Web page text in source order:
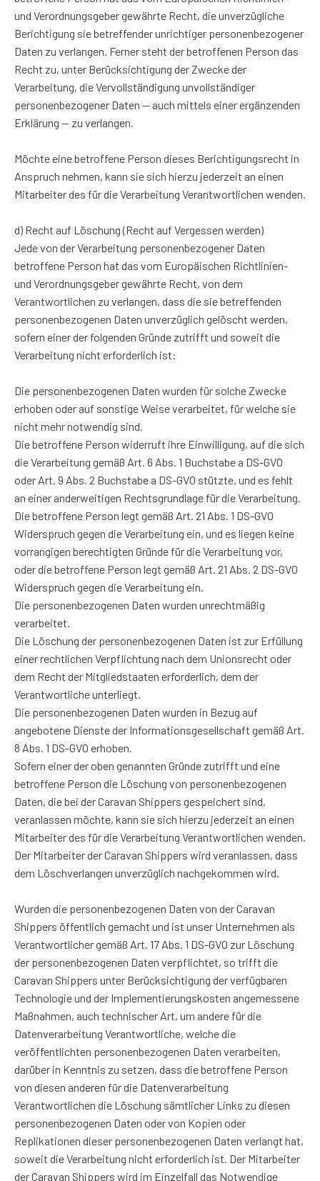
und Verordnungsgeber gewährte Recht, die unverzügliche
Berichtigung sie betreffender unrichtiger personenbezogener
Daten zu verlangen. Ferner steht der betroffenen Person das
Recht zu, unter Berücksichtigung der Zwecke der
Verarbeitung, die Vervollständigung unvollständiger
personenbezogener Daten — auch mittels einer ergänzenden
Erklärung — zu verlangen.
Möchte eine betroffene Person dieses Berichtigungsrecht in
Anspruch nehmen, kann sie sich hierzu jederzeit an einen
Mitarbeiter des für die Verarbeitung Verantwortlichen wenden.
d) Recht auf Löschung (Recht auf Vergessen werden)
Jede von der Verarbeitung personenbezogener Daten
betroffene Person hat das vom Europäischen Richtlinien-
und Verordnungsgeber gewährte Recht, von dem
Verantwortlichen zu verlangen, dass die sie betreffenden
personenbezogenen Daten unverzüglich gelöscht werden,
sofern einer der folgenden Gründe zutrifft und soweit die
Verarbeitung nicht erforderlich ist:
Die personenbezogenen Daten wurden für solche Zwecke
erhoben oder auf sonstige Weise verarbeitet, für welche sie
nicht mehr notwendig sind.
Die betroffene Person widerruft ihre Einwilligung, auf die sich
die Verarbeitung gemäß Art. 6 Abs. 1 Buchstabe a DS-GVO
oder Art. 9 Abs. 2 Buchstabe a DS-GVO stützte, und es fehlt
an einer anderweitigen Rechtsgrundlage für die Verarbeitung.
Die betroffene Person legt gemäß Art. 21 Abs. 1 DS-GVO
Widerspruch gegen die Verarbeitung ein, und es liegen keine
vorrangigen berechtigten Gründe für die Verarbeitung vor,
oder die betroffene Person legt gemäß Art. 21 Abs. 2 DS-GVO
Widerspruch gegen die Verarbeitung ein.
Die personenbezogenen Daten wurden unrechtmäßig
verarbeitet.
Die Löschung der personenbezogenen Daten ist zur Erfüllung
einer rechtlichen Verpflichtung nach dem Unionsrecht oder
dem Recht der Mitgliedstaaten erforderlich, dem der
Verantwortliche unterliegt.
Die personenbezogenen Daten wurden in Bezug auf
angebotene Dienste der Informationsgesellschaft gemäß Art.
8 Abs. 1 DS-GVO erhoben.
Sofern einer der oben genannten Gründe zutrifft und eine
betroffene Person die Löschung von personenbezogenen
Daten, die bei der Caravan Shippers gespeichert sind,
veranlassen möchte, kann sie sich hierzu jederzeit an einen
Mitarbeiter des für die Verarbeitung Verantwortlichen wenden.
Der Mitarbeiter der Caravan Shippers wird veranlassen, dass
dem Löschverlangen unverzüglich nachgekommen wird.
Wurden die personenbezogenen Daten von der Caravan
Shippers öffentlich gemacht und ist unser Unternehmen als
Verantwortlicher gemäß Art. 17 Abs. 1 DS-GVO zur Löschung
der personenbezogenen Daten verpflichtet, so trifft die
Caravan Shippers unter Berücksichtigung der verfügbaren
Technologie und der Implementierungskosten angemessene
Maßnahmen, auch technischer Art, um andere für die
Datenverarbeitung Verantwortliche, welche die
veröffentlichten personenbezogenen Daten verarbeiten,
darüber in Kenntnis zu setzen, dass die betroffene Person
von diesen anderen für die Datenverarbeitung
Verantwortlichen die Löschung sämtlicher Links zu diesen
personenbezogenen Daten oder von Kopien oder
Replikationen dieser personenbezogenen Daten verlangt hat,
soweit die Verarbeitung nicht erforderlich ist. Der Mitarbeiter
der Caravan Shippers wird im Einzelfall das Notwendige